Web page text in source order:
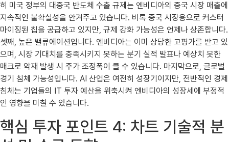
히 미국 정부의 대중국 반도체 수출 규제는 엔비디아의 중국 시장 매출에
지속적인 불확실성을 안겨주고 있습니다. 비록 중국 시장용으로 커스터
마이징된 칩을 공급하고 있지만, 규제 강화 가능성은 언제나 상존합니다.
셋째, 높은 밸류에이션입니다. 엔비디아는 이미 상당한 고평가를 받고 있
으며, 시장 기대치를 충족시키지 못하는 분기 실적 발표나 예상치 못한
매크로 악재 발생 시 주가 조정폭이 클 수 있습니다. 마지막으로, 글로벌
경기 침체 가능성입니다. AI 산업은 여전히 성장기이지만, 전반적인 경제
침체는 기업들의 IT 투자 예산을 위축시켜 엔비디아의 성장세에 부정적
인 영향을 미칠 수 있습니다.
핵심 투자 포인트 4: 차트 기술적 분